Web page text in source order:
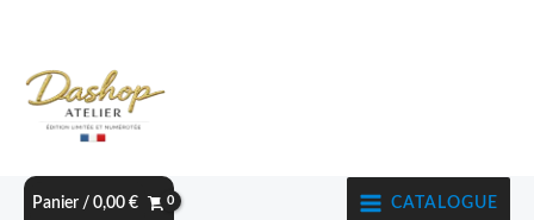
contenu
Panier /0,00€ CATALOGUE